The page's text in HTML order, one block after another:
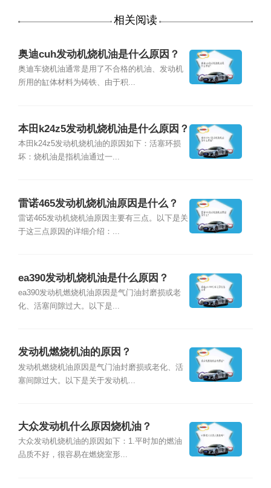
相关阅读
奥迪cuh发动机烧机油是什么原因？
奥迪车烧机油通常是用了不合格的机油、发动机
所用的缸体材料为铸铁、由于积...
本田k24z5发动机烧机油是什么原因？
本田k24z5发动机烧机油的原因如下：活塞环损
坏：烧机油是指机油通过一...
雷诺465发动机烧机油原因是什么？
雷诺465发动机烧机油原因主要有三点。以下是关
于这三点原因的详细介绍：...
ea390发动机烧机油是什么原因？
ea390发动机燃烧机油原因是气门油封磨损或老
化、活塞间隙过大。以下是...
发动机燃烧机油的原因？
发动机燃烧机油原因是气门油封磨损或老化、活
塞间隙过大。以下是关于发动机...
大众发动机什么原因烧机油？
大众发动机烧机油的原因如下：1.平时加的燃油
品质不好，很容易在燃烧室形...